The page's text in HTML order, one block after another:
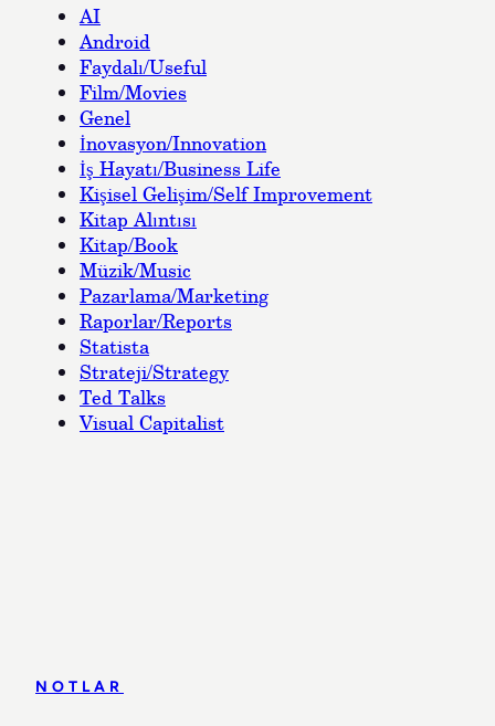
AI
Android
Faydalı/Useful
Film/Movies
Genel
İnovasyon/Innovation
İş Hayatı/Business Life
Kişisel Gelişim/Self Improvement
Kitap Alıntısı
Kitap/Book
Müzik/Music
Pazarlama/Marketing
Raporlar/Reports
Statista
Strateji/Strategy
Ted Talks
Visual Capitalist
NOTLAR